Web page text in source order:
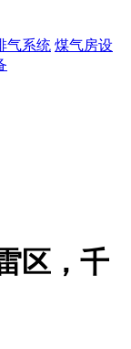
气系统 煤气房设
区，千